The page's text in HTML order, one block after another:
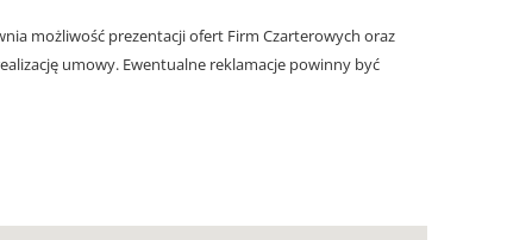
możliwość prezentacji ofert Firm Czarterowych oraz
umowy. Ewentualne reklamacje powinny być